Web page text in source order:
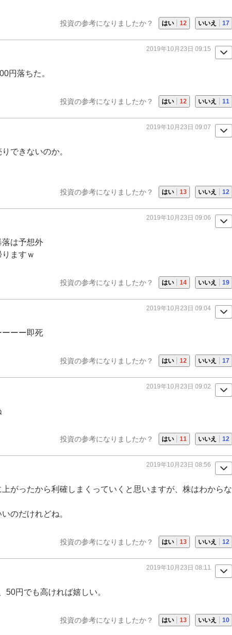
投資の参考になりましたか？ はい 12 いいえ 17
2019年10月23日 09:15
円落ちた。
投資の参考になりましたか？ はい 12 いいえ 11
2019年10月23日 09:07
できないのか。
投資の参考になりましたか？ はい 13 いいえ 12
2019年10月23日 09:06
落は予想外
ますｗ
投資の参考になりましたか？ はい 14 いいえ 19
2019年10月23日 09:04
ーー即死
投資の参考になりましたか？ はい 12 いいえ 17
2019年10月23日 09:02
投資の参考になりましたか？ はい 11 いいえ 12
2019年10月23日 08:56
がったから利確しまくっていくと思いますが、株はわからな
のだけれどね。
投資の参考になりましたか？ はい 13 いいえ 12
2019年10月23日 08:11
50円でも高ければ嬉しい。
投資の参考になりましたか？ はい 13 いいえ 10